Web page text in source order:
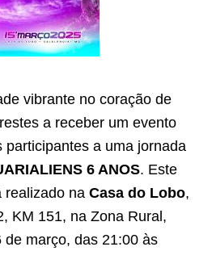
vibrante no coração de
a receber um evento
participantes a uma jornada
6 ANOS. Este
realizado na Casa do Lobo,
KM 151, na Zona Rural,
março, das 21:00 às